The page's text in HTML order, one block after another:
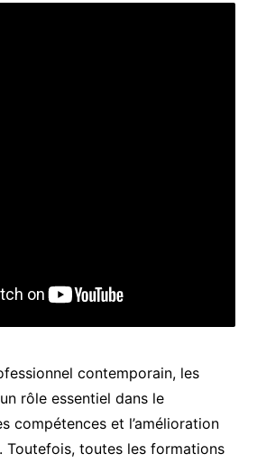
contemporain, les
rôle essentiel dans le
compétences et l’amélioration
Toutefois, toutes les formations